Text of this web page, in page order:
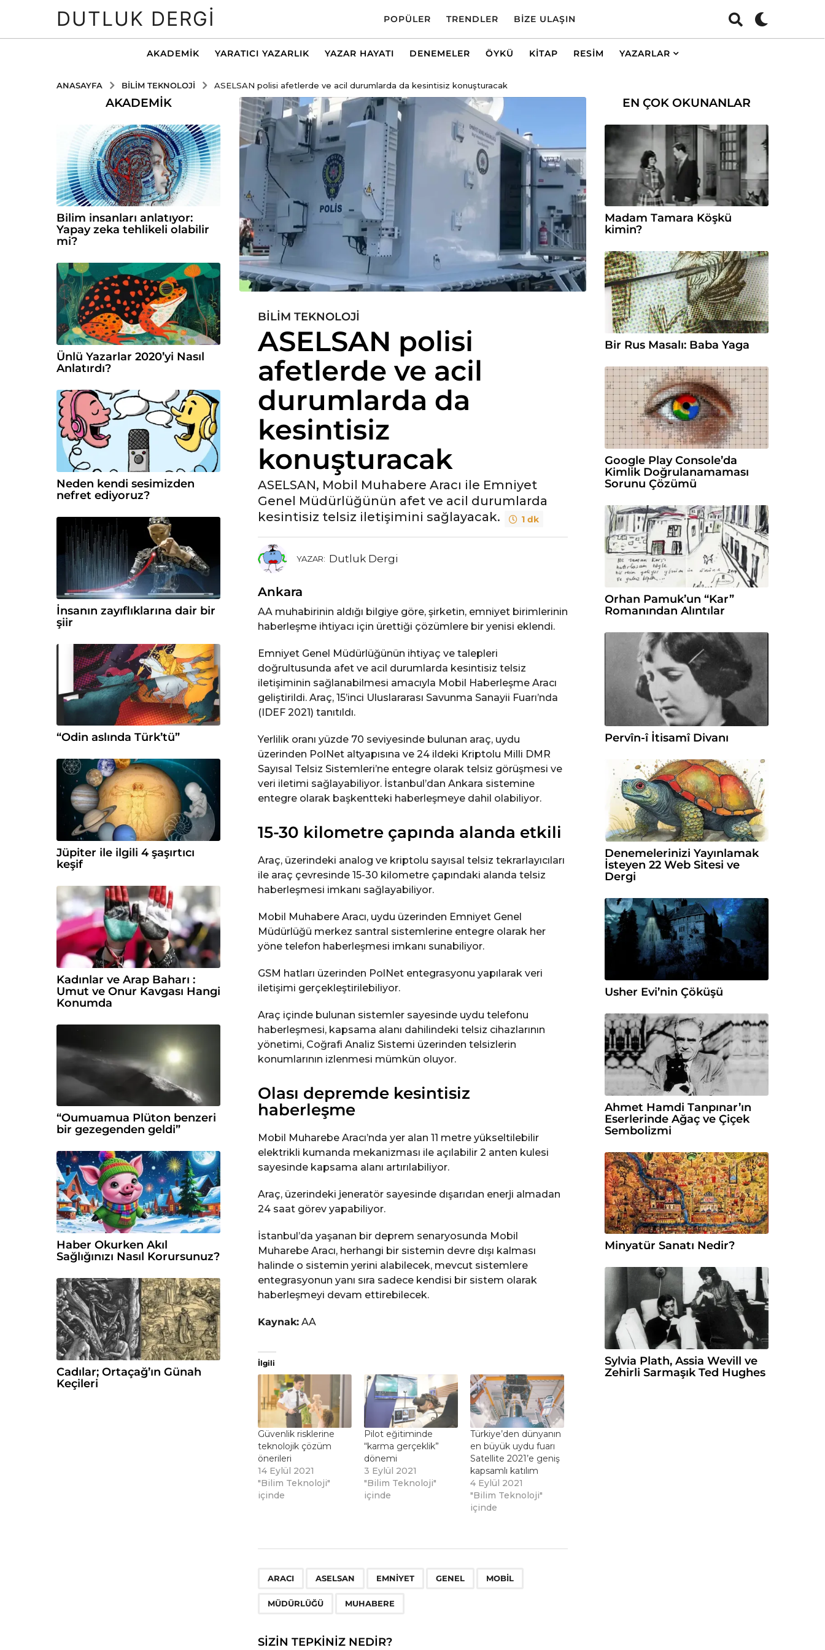
DUTLUK DERGI POPÜLER TRENDLER BIZE ULAŞIN
AKADEMIK YARATICI YAZARLIK YAZAR HAYATI DENEMELER ÖYKÜ KITAP RESIM YAZARLAR
ANASAYFA BILIM TEKNOLOJI ASELSAN polisi afetlerde ve acil durumlarda da kesintisiz konuşturacak
5
ı
ö
c
e
y
ö
n
c
BILIM TEKNOLOJI
ASELSAN polisi
afetlerde ve acil
durumlarda da
kesintisiz
konuşturacak
ASELSAN, Mobil Muhabere Aracı ile Emniyet
Genel Müdürlüğünün afet ve acil durumlarda
kesintisiz telsiz iletişimini sağlayacak.
1 dk
YAZAR: Dutluk Dergi
Ankara
AA muhabirinin aldığı bilgiye göre, şirketin, emniyet birimlerinin
haberleşme ihtiyacı için ürettiği çözümlere bir yenisi eklendi.
Emniyet Genel Müdürlüğünün ihtiyaç ve talepleri
doğrultusunda afet ve acil durumlarda kesintisiz telsiz
iletişiminin sağlanabilmesi amacıyla Mobil Haberleşme Aracı
geliştirildi. Araç, 15’inci Uluslararası Savunma Sanayii Fuarı’nda
(IDEF 2021) tanıtıldı.
Yerlilik oranı yüzde 70 seviyesinde bulunan araç, uydu
üzerinden PolNet altyapısına ve 24 ildeki Kriptolu Milli DMR
Sayısal Telsiz Sistemleri’ne entegre olarak telsiz görüşmesi ve
veri iletimi sağlayabiliyor. İstanbul’dan Ankara sistemine
entegre olarak başkentteki haberleşmeye dahil olabiliyor.
15-30 kilometre çapında alanda etkili
Araç, üzerindeki analog ve kriptolu sayısal telsiz tekrarlayıcıları
ile araç çevresinde 15-30 kilometre çapındaki alanda telsiz
haberleşmesi imkanı sağlayabiliyor.
Mobil Muhabere Aracı, uydu üzerinden Emniyet Genel
Müdürlüğü merkez santral sistemlerine entegre olarak her
yöne telefon haberleşmesi imkanı sunabiliyor.
GSM hatları üzerinden PolNet entegrasyonu yapılarak veri
iletişimi gerçekleştirilebiliyor.
Araç içinde bulunan sistemler sayesinde uydu telefonu
haberleşmesi, kapsama alanı dahilindeki telsiz cihazlarının
yönetimi, Coğrafi Analiz Sistemi üzerinden telsizlerin
konumlarının izlenmesi mümkün oluyor.
Olası depremde kesintisiz
haberleşme
Mobil Muharebe Aracı’nda yer alan 11 metre yükseltilebilir
elektrikli kumanda mekanizması ile açılabilir 2 anten kulesi
sayesinde kapsama alanı artırılabiliyor.
Araç, üzerindeki jeneratör sayesinde dışarıdan enerji almadan
24 saat görev yapabiliyor.
İstanbul’da yaşanan bir deprem senaryosunda Mobil
Muharebe Aracı, herhangi bir sistemin devre dışı kalması
halinde o sistemin yerini alabilecek, mevcut sistemlere
entegrasyonun yanı sıra sadece kendisi bir sistem olarak
haberleşmeyi devam ettirebilecek.
Kaynak:AA
İlgili
Güvenlik risklerine
teknolojik çözüm
önerileri
14 Eylül 2021
"Bilim Teknoloji"
içinde
Pilot eğitiminde
“karma gerçeklik”
dönemi
3 Eylül 2021
"Bilim Teknoloji"
içinde
Türkiye’den dünyanın
en büyük uydu fuarı
Satellite 2021’e geniş
kapsamlı katılım
4 Eylül 2021
"Bilim Teknoloji"
içinde
ARACI ASELSAN EMNIYET GENEL MOBIL
MÜDÜRLÜĞÜ MUHABERE
SIZIN TEPKINIZ NEDIR?
AKADEMIK
Bilim insanları anlatıyor:
Yapay zeka tehlikeli olabilir
mi?
Ünlü Yazarlar 2020’yi Nasıl
Anlatırdı?
Neden kendi sesimizden
nefret ediyoruz?
İnsanın zayıflıklarına dair bir
şiir
“Odin aslında Türk’tü”
Jüpiter ile ilgili 4 şaşırtıcı
keşif
Kadınlar ve Arap Baharı :
Umut ve Onur Kavgası Hangi
Konumda
“Oumuamua Plüton benzeri
bir gezegenden geldi”
Haber Okurken Akıl
Sağlığınızı Nasıl Korursunuz?
Cadılar; Ortaçağ’ın Günah
Keçileri
EN ÇOK OKUNANLAR
Madam Tamara Köşkü
kimin?
Bir Rus Masalı: Baba Yaga
Google Play Console’da
Kimlik Doğrulanamaması
Sorunu Çözümü
Orhan Pamuk’un “Kar”
Romanından Alıntılar
Pervîn-î İtisamî Divanı
Denemelerinizi Yayınlamak
İsteyen 22 Web Sitesi ve
Dergi
Usher Evi’nin Çöküşü
Ahmet Hamdi Tanpınar’ın
Eserlerinde Ağaç ve Çiçek
Sembolizmi
Minyatür Sanatı Nedir?
Sylvia Plath, Assia Wevill ve
Zehirli Sarmaşık Ted Hughes